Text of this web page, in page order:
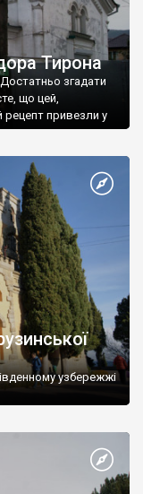
Тирона
згадати
що цей,
рецепт привезли у
узбережжі